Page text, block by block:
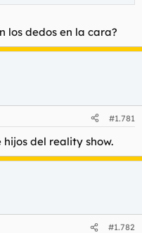
los dedos en la cara?
#1.781
del reality show.
#1.782